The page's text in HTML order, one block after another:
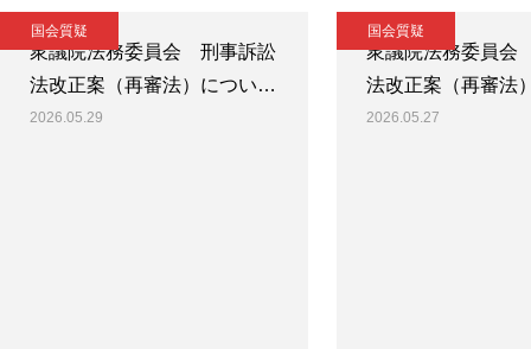
国会質疑
衆議院法務委員会 刑事訴訟
法改正案（再審法）につい…
2026.05.29
国会質疑
衆議院法務委員
法改正案（再審法
2026.05.27